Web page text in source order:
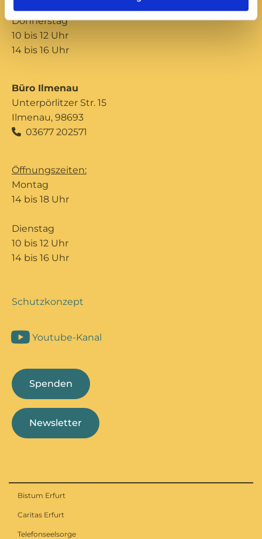
Donnerstag
10 bis 12 Uhr
14 bis 16 Uhr
Büro Ilmenau
Unterpörlitzer Str. 15
Ilmenau, 98693
 03677 202571
Öffnungszeiten:
Montag
14 bis 18 Uhr
Dienstag
10 bis 12 Uhr
14 bis 16 Uhr
Schutzkonzept
Youtube-Kanal
Spenden
Newsletter
Bistum Erfurt
Caritas Erfurt
Telefonseelsorge